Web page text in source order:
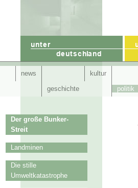
news
geschichte
kultur
politik
Der große Bunker-
Streit
Landminen
Die stille
Umweltkatastrophe